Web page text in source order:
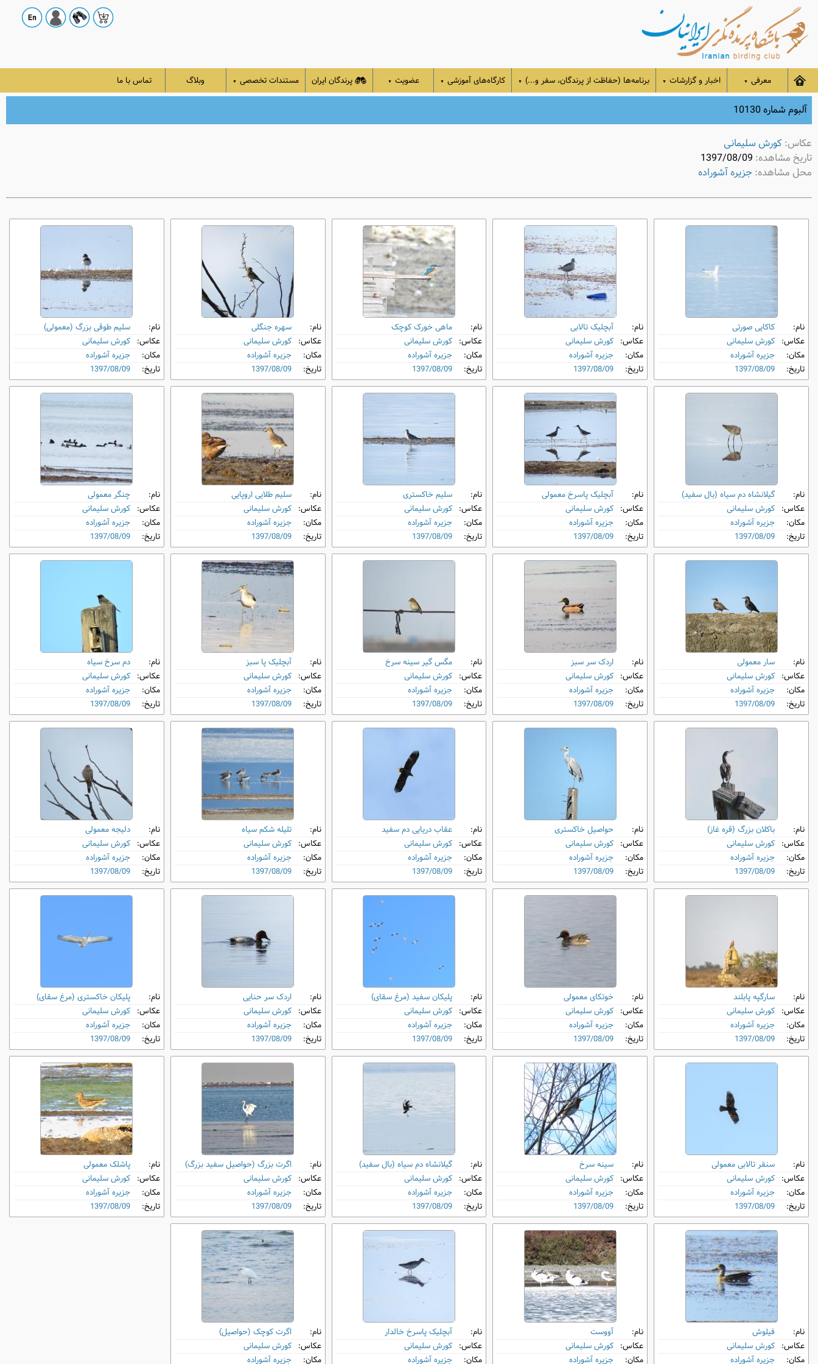
معرفی ▼ اخبار و گزارشات ▼ برنامه‌ها (حفاظت از پرندگان، سفر و...) ▼ کارگاه‌های آموزشی ▼ عضویت ▼ پرندگان ایران مستندات تخصصی ▼ وبلاگ تماس با ما
آلبوم شماره 10130
عکاس:کورش سلیمانی
تاریخ مشاهده: 1397/08/09
محل مشاهده: جزیره آشوراده
نام:
کاکایی صورتی
عکاس: کورش سلیمانی
مکان:
جزیره آشوراده
تاریخ:
1397/08/09
نام:
آبچلیک تالابی
عکاس: کورش سلیمانی
مکان:
جزیره آشوراده
تاریخ:
1397/08/09
نام:
ماهی‌ خورک کوچک
عکاس: کورش سلیمانی
مکان:
جزیره آشوراده
تاریخ:
1397/08/09
نام:
سهره جنگلی
عکاس: کورش سلیمانی
مکان:
جزیره آشوراده
تاریخ:
1397/08/09
نام:
سلیم طوقی بزرگ (معمولی)
عکاس: کورش سلیمانی
مکان:
جزیره آشوراده
تاریخ:
1397/08/09
نام:
گیلانشاه دم‌ سیاه (بال‌ سفید)
عکاس: کورش سلیمانی
مکان:
جزیره آشوراده
تاریخ:
1397/08/09
نام:
آبچلیک پاسرخ معمولی
عکاس: کورش سلیمانی
مکان:
جزیره آشوراده
تاریخ:
1397/08/09
نام:
سلیم خاکستری
عکاس: کورش سلیمانی
مکان:
جزیره آشوراده
تاریخ:
1397/08/09
نام:
سلیم طلایی اروپایی
عکاس: کورش سلیمانی
مکان:
جزیره آشوراده
تاریخ:
1397/08/09
نام:
چنگر معمولی
عکاس: کورش سلیمانی
مکان:
جزیره آشوراده
تاریخ:
1397/08/09
نام:
سار معمولی
عکاس: کورش سلیمانی
مکان:
جزیره آشوراده
تاریخ:
1397/08/09
نام:
اردک سر سبز
عکاس: کورش سلیمانی
مکان:
جزیره آشوراده
تاریخ:
1397/08/09
نام:
مگس ‌گیر سینه ‌سرخ
عکاس: کورش سلیمانی
مکان:
جزیره آشوراده
تاریخ:
1397/08/09
نام:
آبچلیک پا سبز
عکاس: کورش سلیمانی
مکان:
جزیره آشوراده
تاریخ:
1397/08/09
نام:
دم‌ سرخ سیاه
عکاس: کورش سلیمانی
مکان:
جزیره آشوراده
تاریخ:
1397/08/09
نام:
باکلان بزرگ (قره غاز)
عکاس: کورش سلیمانی
مکان:
جزیره آشوراده
تاریخ:
1397/08/09
نام:
حواصیل خاکستری
عکاس: کورش سلیمانی
مکان:
جزیره آشوراده
تاریخ:
1397/08/09
نام:
عقاب دریایی دم‌ سفید
عکاس: کورش سلیمانی
مکان:
جزیره آشوراده
تاریخ:
1397/08/09
نام:
تلیله شکم‌ سیاه
عکاس: کورش سلیمانی
مکان:
جزیره آشوراده
تاریخ:
1397/08/09
نام:
دلیجه معمولی
عکاس: کورش سلیمانی
مکان:
جزیره آشوراده
تاریخ:
1397/08/09
نام:
سارگپه پابلند
عکاس: کورش سلیمانی
مکان:
جزیره آشوراده
تاریخ:
1397/08/09
نام:
خوتکای معمولی
عکاس: کورش سلیمانی
مکان:
جزیره آشوراده
تاریخ:
1397/08/09
نام:
پلیکان سفید (مرغ سقای)
عکاس: کورش سلیمانی
مکان:
جزیره آشوراده
تاریخ:
1397/08/09
نام:
اردک سر حنایی
عکاس: کورش سلیمانی
مکان:
جزیره آشوراده
تاریخ:
1397/08/09
نام:
پلیکان خاکستری (مرغ سقای)
عکاس: کورش سلیمانی
مکان:
جزیره آشوراده
تاریخ:
1397/08/09
نام:
سنقر تالابی معمولی
عکاس: کورش سلیمانی
مکان:
جزیره آشوراده
تاریخ:
1397/08/09
نام:
سینه‌ سرخ
عکاس: کورش سلیمانی
مکان:
جزیره آشوراده
تاریخ:
1397/08/09
نام:
گیلانشاه دم‌ سیاه (بال‌ سفید)
عکاس: کورش سلیمانی
مکان:
جزیره آشوراده
تاریخ:
1397/08/09
نام:
اگرت بزرگ (حواصیل سفید بزرگ)
عکاس: کورش سلیمانی
مکان:
جزیره آشوراده
تاریخ:
1397/08/09
نام:
پاشلک معمولی
عکاس: کورش سلیمانی
مکان:
جزیره آشوراده
تاریخ:
1397/08/09
نام:
فیلوش
عکاس: کورش سلیمانی
مکان:
جزیره آشوراده
نام:
آووست
عکاس: کورش سلیمانی
مکان:
جزیره آشوراده
نام:
آبچلیک پاسرخ خالدار
عکاس: کورش سلیمانی
مکان:
جزیره آشوراده
نام:
اگرت کوچک (حواصیل)
عکاس: کورش سلیمانی
مکان:
جزیره آشوراده